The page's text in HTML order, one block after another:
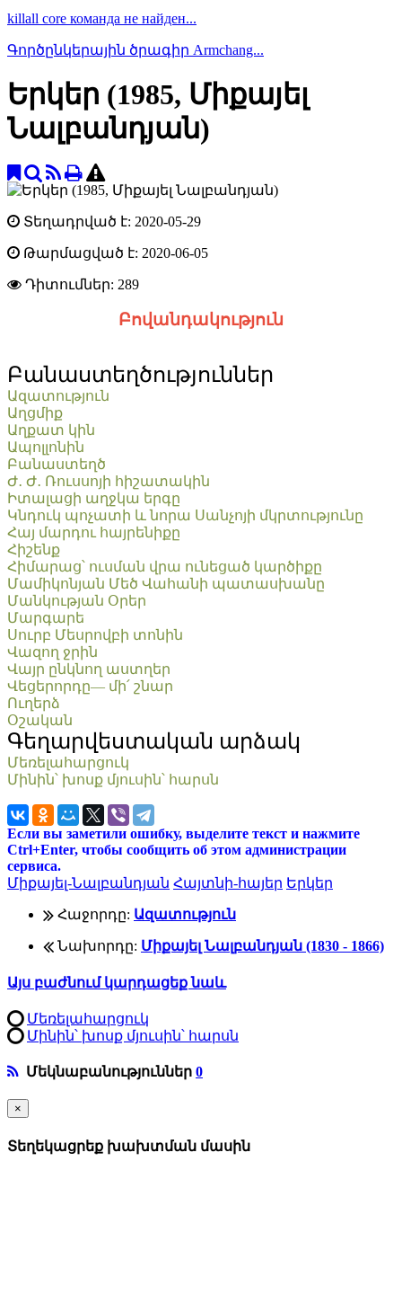
killall core команда не найден...
Գործընկերային ծրագիր Armchang...
Երկեր (1985, Միքայել
Նալբանդյան)
Տեղադրված է: 2020-05-29
Թարմացված է: 2020-06-05
Դիտումներ: 289
Բովանդակություն
Բանաստեղծություններ
Ազատություն
Աղցմիք
Աղքատ կին
Ապոլլոնին
Բանաստեղծ
Ժ․ Ժ․ Ռուսսոյի հիշատակին
Իտալացի աղջկա երգը
Կնդուկ պոչատի և նորա Սանչոյի մկրտությունը
Հայ մարդու հայրենիքը
Հիշենք
Հիմարաց՝ ուսման վրա ունեցած կարծիքը
Մամիկոնյան Մեծ Վահանի պատասխանը
Մանկության Օրեր
Մարգարե
Սուրբ Մեսրովբի տոնին
Վազող ջրին
Վայր ընկնող աստղեր
Վեցերորդը― մի՛ շնար
Ուղերձ
Օշական
Գեղարվեստական արձակ
Մեռելահարցուկ
Մինին՝ խոսք մյուսին՝ հարսն
Если вы заметили ошибку, выделите текст и нажмите
Ctrl+Enter, чтобы сообщить об этом администрации
сервиса.
Միքայել-Նալբանդյան Հայտնի-հայեր Երկեր
Հաջորդը: Ազատություն
Նախորդը: Միքայել Նալբանդյան (1830 - 1866)
Այս բաժնում կարդացեք նաև
Մեռելահարցուկ
Մինին՝ խոսք մյուսին՝ հարսն
Մեկնաբանություններ 0
×
Տեղեկացրեք խախտման մասին